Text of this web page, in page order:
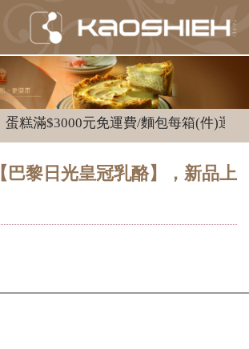
蛋糕滿$3000元免運費/麵包每箱(件)運費
巴黎日光皇冠乳酪】，新品上